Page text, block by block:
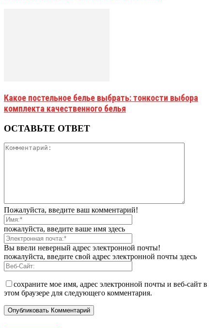
Какое постельное белье выбрать: тонкости выбора
комплекта качественного белья
ОСТАВЬТЕ ОТВЕТ
Пожалуйста, введите ваш комментарий!
пожалуйста, введите ваше имя здесь
Вы ввели неверный адрес электронной почты!
пожалуйста, введите свой адрес электронной почты здесь
сохраните мое имя, адрес электронной почты и веб-сайт в
этом браузере для следующего комментария.